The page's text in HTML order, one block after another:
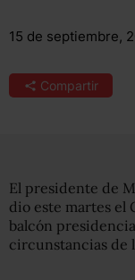
15 de septiembre,
Compartir
El presidente de
dio este martes el
balcón
circunstancias de